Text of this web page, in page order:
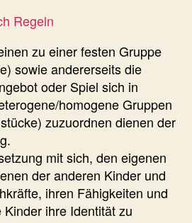
Regeln
zu einer festen Gruppe
sowie andererseits die
oder Spiel sich in
homogene Gruppen
zuzuordnen dienen der
mit sich, den eigenen
der anderen Kinder und
ihren Fähigkeiten und
ihre Identität zu